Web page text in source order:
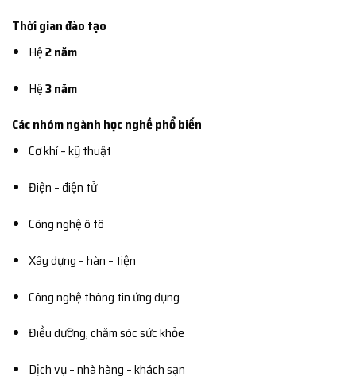
Thời gian đào tạo
Hệ2 năm
Hệ3 năm
Các nhóm ngành học nghề phổ biến
Cơ khí – kỹ thuật
Điện – điện tử
Công nghệ ô tô
Xây dựng – hàn – tiện
Công nghệ thông tin ứng dụng
Điều dưỡng, chăm sóc sức khỏe
Dịch vụ – nhà hàng – khách sạn